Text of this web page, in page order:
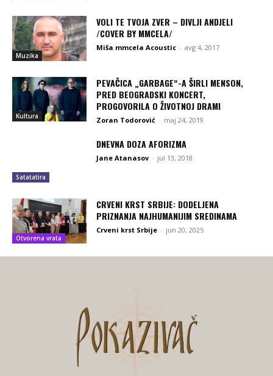
Muzika
VOLI TE TVOJA ZVER – DIVLJI ANDJELI
/COVER BY MMCELA/
Miša mmcela Acoustic - avg 4, 2017
Kultura
PEVAČICA „GARBAGE“-A ŠIRLI MENSON,
PRED BEOGRADSKI KONCERT,
PROGOVORILA O ŽIVOTNOJ DRAMI
Zoran Todorović - maj 24, 2019
Satatatira
DNEVNA DOZA AFORIZMA
Jane Atanasov - jul 13, 2018
Otvorena vrata
CRVENI KRST SRBIJE: DODELJENA
PRIZNANJA NAJHUMANIJIM SREDINAMA
Crveni krst Srbije - jun 20, 2025